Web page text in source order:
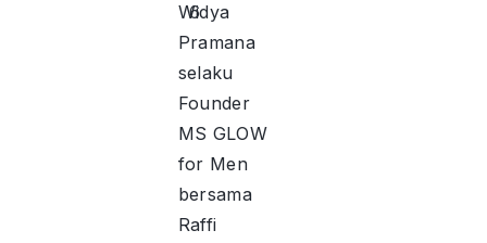
6
Widya
Pramana
selaku
Founder
MS GLOW
for Men
bersama
Raffi